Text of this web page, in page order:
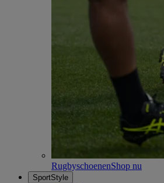
RugbyschoenenShop nu
SportStyle